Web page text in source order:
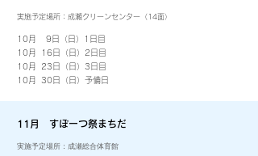
実施予定場所：成瀬クリーンセンター（14面）
10月 9日（日）1日目
10月 16日（日）2日目
​10月 23日（日）3日目
​10月 30日（日）予備日
11月 すぽーつ祭まちだ
​実施予定場所：成瀬総合体育館